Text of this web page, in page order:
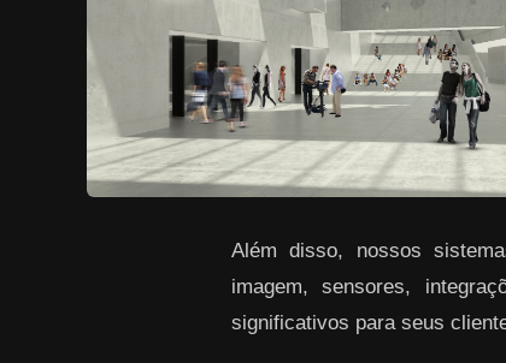
Além disso, nossos
imagem, sensores,
significativos para seus